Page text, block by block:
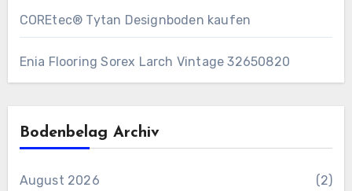
COREtec® Tytan Designboden kaufen
Enia Flooring Sorex ​Larch Vintage 32650820
Bodenbelag Archiv
August 2026 (2)